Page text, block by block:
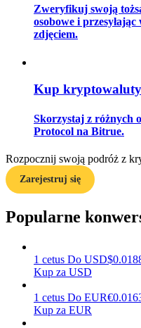
Strategie handlowe
Dowiedz się, jak
Zweryfikuj swoją
osobowe i
zdjęciem.
Kup
Skorzystaj z różnych
Protocol na Bitrue.
Rozpocznij swoją podróż z
Zarejestruj się
Popularne
1 cetus Do USD$
Kup za USD
1 cetus Do EUR€
Kup za EUR